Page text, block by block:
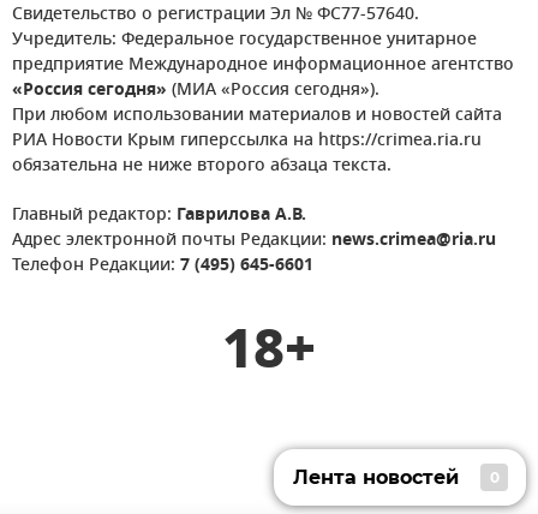
Свидетельство о регистрации Эл № ФС77-57640.
Учредитель: Федеральное государственное унитарное
предприятие Международное информационное агентство
«Россия сегодня» (МИА «Россия сегодня»).
При любом использовании материалов и новостей сайта
РИА Новости Крым гиперссылка на https://crimea.ria.ru
обязательна не ниже второго абзаца текста.
Главный редактор: Гаврилова А.В.
Адрес электронной почты Редакции: news.crimea@ria.ru
Телефон Редакции: 7 (495) 645-6601
18+
Лента новостей 0